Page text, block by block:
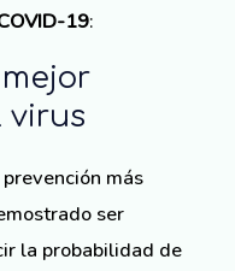
19:
virus
más
ser
la probabilidad de